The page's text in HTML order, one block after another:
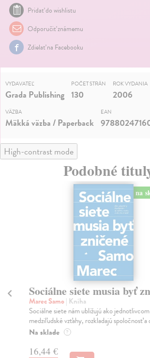
Pridať do wishlistu
Odporučiť známemu
Zdielať na Facebooku
VYDAVATEĽ
Grada Publishing
POČET STRÁN
130
ROK VYDANIA
2006
VÄZBA
Mäkká väzba / Paperback
EAN
High-contrast mode
Podobné
na
Sociálne siete musia byť
Marec Samo| Kniha
Sociálne siete nám ubližujú ako jednotlivcom
medziľudské vzťahy, rozkladajú spoločnosť a
Na sklade ?
16,44 €